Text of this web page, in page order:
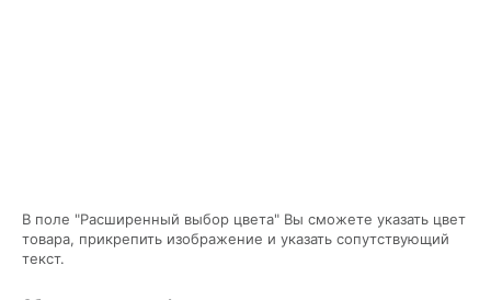
В поле "Расширенный выбор цвета" Вы сможете указать цвет
товара, прикрепить изображение и указать сопутствующий
текст.